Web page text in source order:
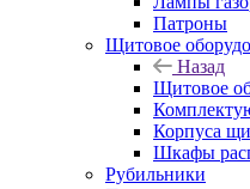
Патроны
Щитовое
Назад
Щитовое
Корпуса
Шкафы
Рубильники